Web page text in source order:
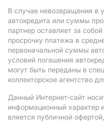
В случае невозвращения в
автокредита или суммы
партнер оставляет за
просрочку платежа в
первоначальной суммы
условий погашения
могут быть переданы в
коллекторское агентство
Данный Интернет-сайт
информационный характер
вляется публичной